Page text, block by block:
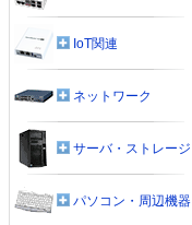
IoT関連
ネットワーク
サーバ・ストレージ
パソコン・周辺機器